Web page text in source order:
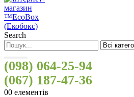
Search
(098) 064-25-94
(067) 187-47-36
00 елементів